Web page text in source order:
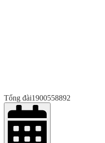
Tổng đài1900558892